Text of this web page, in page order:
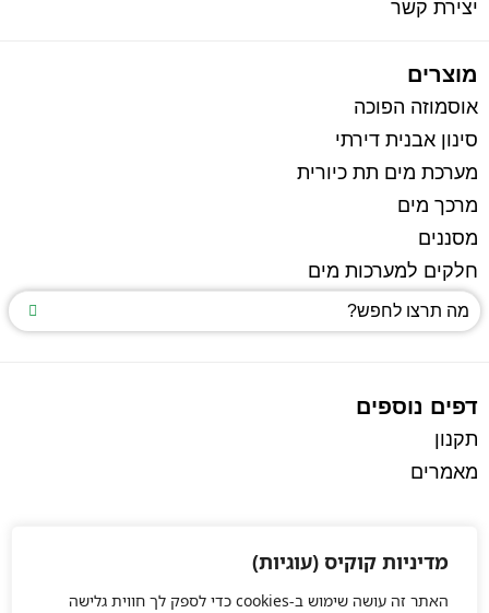
מדיניות קוקיס (עוגיות)
האתר זה עושה שימוש ב-cookies כדי לספק לך חווית גלישה
יצירת קשר
מוצרים
אוסמוזה הפוכה
סינון אבנית דירתי
מערכת מים תת כיורית
מרכך מים
מסננים
חלקים למערכות מים
דפים נוספים
תקנון
מאמרים